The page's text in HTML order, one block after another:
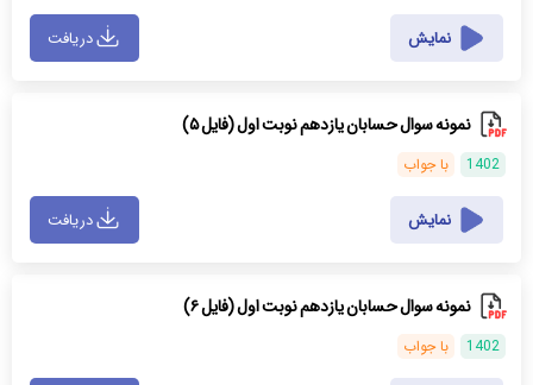
نمایش دریافت
نمونه سوال حسابان یازدهم نوبت اول (فایل ۵)
1402 با جواب
نمایش دریافت
نمونه سوال حسابان یازدهم نوبت اول (فایل ۶)
1402 با جواب